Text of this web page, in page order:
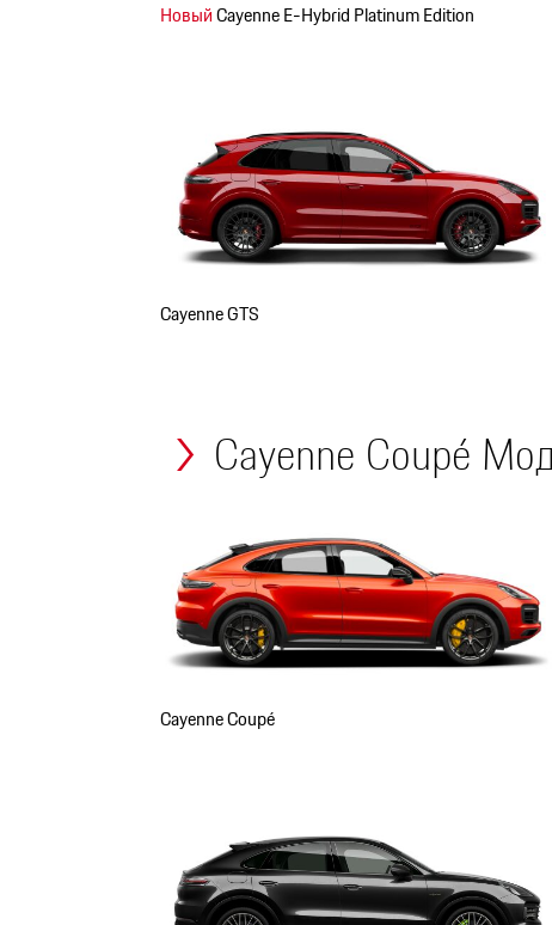
НовыйCayenne E-Hybrid Platinum Edition
Cayenne GTS
Cayenne Coupé
Cayenne Coupé